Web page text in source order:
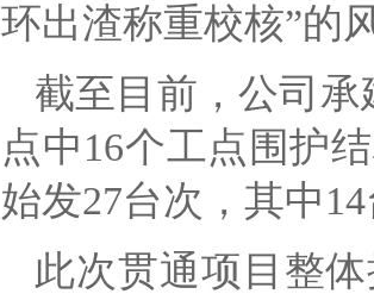
环出渣称重校核”的
截至目前，公司承
点中16个工点围护
始发27台次，其中
此次贯通项目整